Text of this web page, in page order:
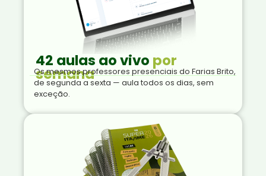
42 aulas ao vivo por
semana
Os mesmos professores presenciais do Farias Brito,
de segunda a sexta — aula todos os dias, sem
exceção.